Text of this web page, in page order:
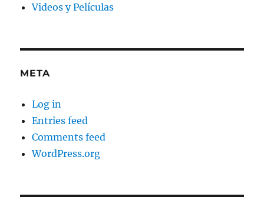
Videos y Películas
META
Log in
Entries feed
Comments feed
WordPress.org